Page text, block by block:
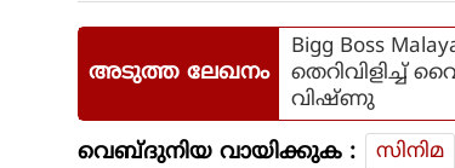
അടുത്ത ലേഖനം
Bigg Boss
വിഷ്ണു
വെബ്ദുനിയ വായിക്കുക : സിനിമ